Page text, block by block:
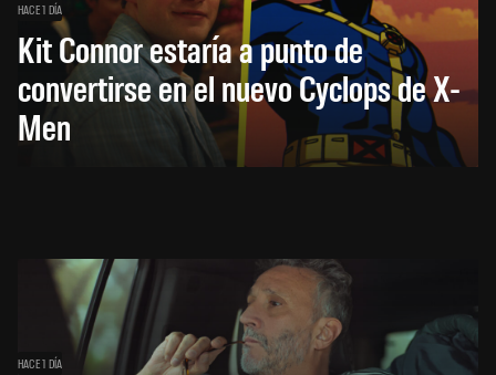
HACE 1 DÍA
Kit Connor estaría a punto de
convertirse en el nuevo Cyclops de X-
Men
HACE 1 DÍA